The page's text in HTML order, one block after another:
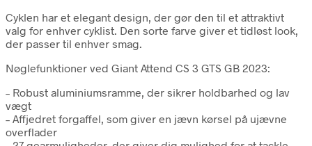
Cyklen har et elegant design, der gør den til et attraktivt
valg for enhver cyklist. Den sorte farve giver et tidløst look,
der passer til enhver smag.
Nøglefunktioner ved Giant Attend CS 3 GTS GB 2023:
– Robust aluminiumsramme, der sikrer holdbarhed og lav
vægt
– Affjedret forgaffel, som giver en jævn kørsel på ujævne
overflader